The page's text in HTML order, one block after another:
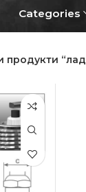
Categories
продукти